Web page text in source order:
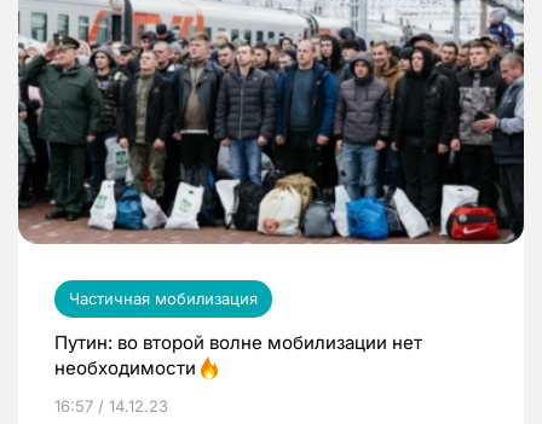
Частичная мобилизация
Путин: во второй волне мобилизации нет
необходимости
16:57 / 14.12.23